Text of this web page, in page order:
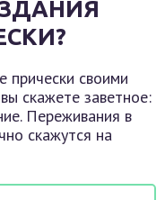
прически своими
скажете заветное:
Переживания в
скажутся на